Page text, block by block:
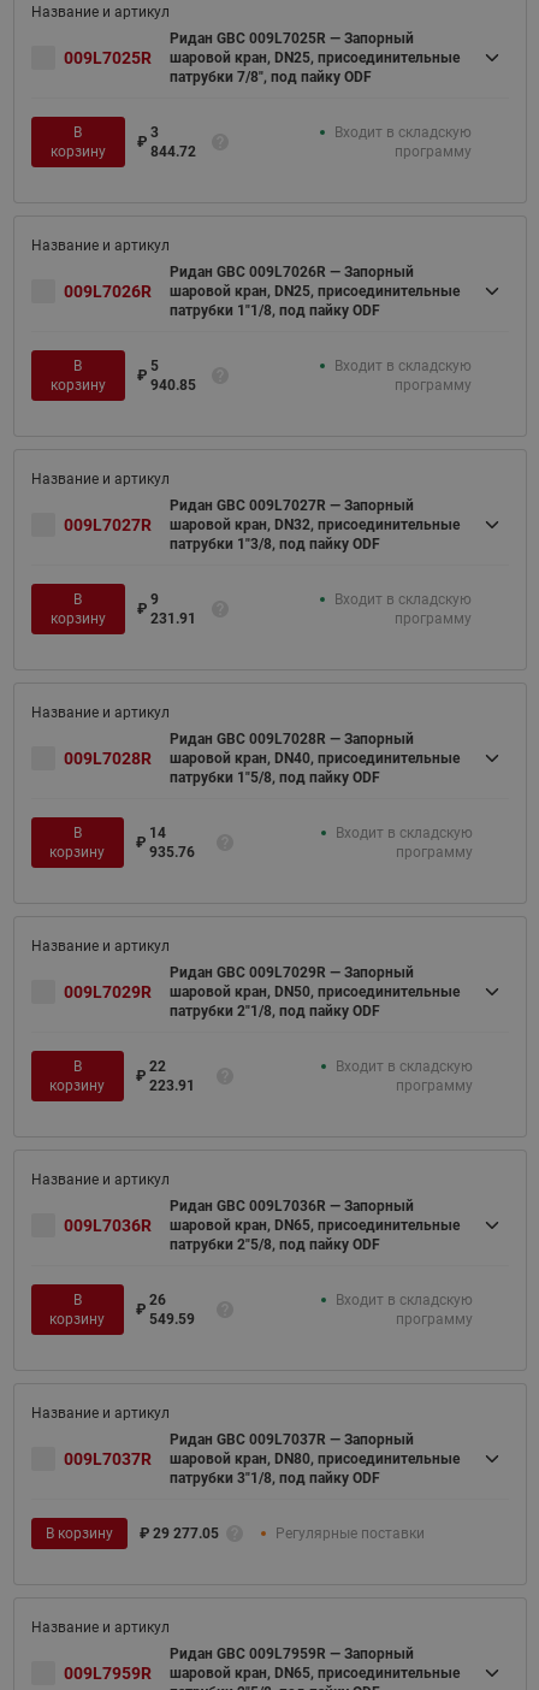
009L7025R
Ридан GBC 009L7025R — Запорный
шаровой кран, DN25, присоединительные
патрубки 7/8", под пайку ODF
В
корзину
₽
3
844.72
Входит в складскую
программу
009L7026R
Ридан GBC 009L7026R — Запорный
шаровой кран, DN25, присоединительные
патрубки 1"1/8, под пайку ODF
В
корзину
₽
5
940.85
Входит в складскую
программу
009L7027R
Ридан GBC 009L7027R — Запорный
шаровой кран, DN32, присоединительные
патрубки 1"3/8, под пайку ODF
В
корзину
₽
9
231.91
Входит в складскую
программу
009L7028R
Ридан GBC 009L7028R — Запорный
шаровой кран, DN40, присоединительные
патрубки 1"5/8, под пайку ODF
В
корзину
₽
14
935.76
Входит в складскую
программу
009L7029R
Ридан GBC 009L7029R — Запорный
шаровой кран, DN50, присоединительные
патрубки 2"1/8, под пайку ODF
В
корзину
₽
22
223.91
Входит в складскую
программу
009L7036R
Ридан GBC 009L7036R — Запорный
шаровой кран, DN65, присоединительные
патрубки 2"5/8, под пайку ODF
В
корзину
₽
26
549.59
Входит в складскую
программу
009L7037R
Ридан GBC 009L7037R — Запорный
шаровой кран, DN80, присоединительные
патрубки 3"1/8, под пайку ODF
В корзину ₽ 29 277.05 Регулярные поставки
009L7959R
Ридан GBC 009L7959R — Запорный
шаровой кран, DN65, присоединительные